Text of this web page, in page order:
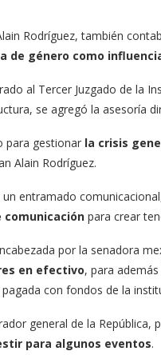
Rodríguez, también
de género como
al Tercer Juzgado de la
se agregó la asesoría
para gestionar la crisis
Alain Rodríguez.
entramado
comunicación para crear
por la senadora
en efectivo, para
con fondos de la
general de la República,
para algunos eventos.